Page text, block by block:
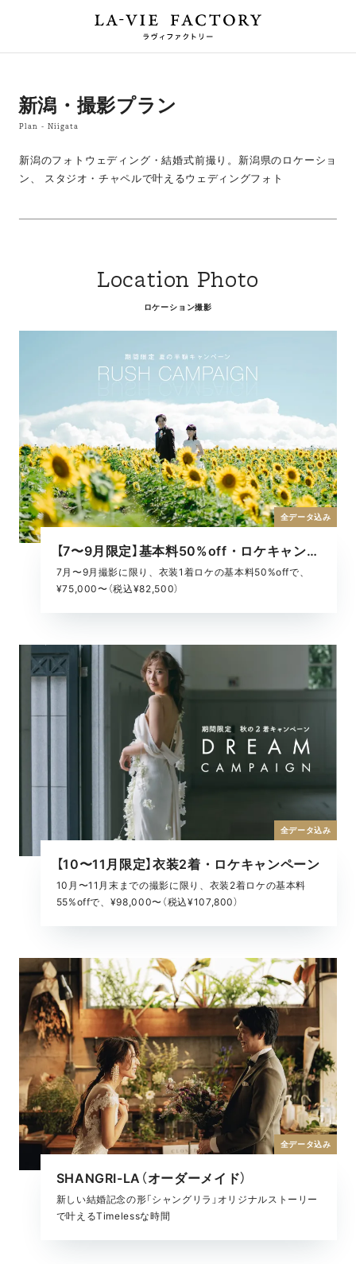
新潟・撮影プラン
Plan - Niigata
新潟のフォトウェディング・結婚式前撮り。新潟県のロケーショ
ン、
スタジオ・チャペルで叶えるウェディングフォト
Location Photo
ロケーション撮影
【7〜9月限定】基本料50%off・ロケキャンペーン
7月〜9月撮影に限り、衣装1着ロケの基本料50%offで、
¥75,000〜（税込¥82,500）
全データ込み
【10〜11月限定】衣装2着・ロケキャンペーン
10月〜11月末までの撮影に限り、衣装2着ロケの基本料
55%offで、¥98,000〜（税込¥107,800）
全データ込み
SHANGRI-LA（オーダーメイド）
新しい結婚記念の形「シャングリラ」オリジナルストーリー
で叶えるTimelessな時間
全データ込み